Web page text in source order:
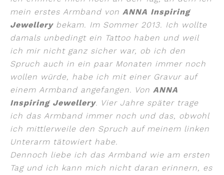
mein erstes Armband von ANNA Inspiring
Jewellerybekam. Im Sommer 2013. Ich wollte
damals unbedingt ein Tattoo haben und weil
ich mir nicht ganz sicher war, ob ich den
Spruch auch in ein paar Monaten immer noch
wollen würde, habe ich mit einer Gravur auf
einem Armband angefangen. Von ANNA
Inspiring Jewellery. Vier Jahre später trage
ich das Armband immer noch und das, obwohl
ich mittlerweile den Spruch auf meinem linken
Unterarm tätowiert habe.
Dennoch liebe ich das Armband wie am ersten
Tag und ich kann mich nicht daran erinnern, es